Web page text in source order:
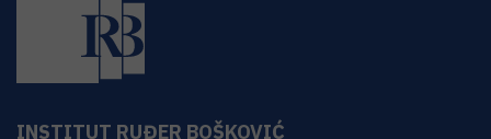
INSTITUT RUĐER BOŠKOVIĆ